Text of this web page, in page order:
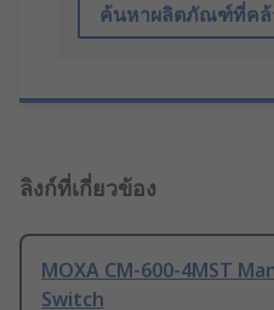
ค้นหาผลิตภัณฑ์ที่คล้
ลิงก์ที่เกี่ยวข้อง
MOXA CM-600-4MST
Switch